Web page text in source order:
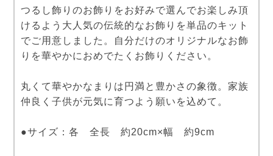
つるし飾りのお飾りをお好みで選んでお楽しみ頂
けるよう大人気の伝統的なお飾りを単品のキット
でご用意しました。自分だけのオリジナルなお飾
りを華やかにおめでたくお飾りください。
丸くて華やかなまりは円満と豊かさの象徴。家族
仲良く子供が元気に育つよう願いを込めて。
●サイズ：各 全長 約20cm×幅 約9cm